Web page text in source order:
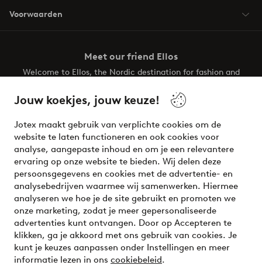
Jouw koekjes, jouw keuze!
Jotex maakt gebruik van verplichte cookies om de
website te laten functioneren en ook cookies voor
analyse, aangepaste inhoud en om je een relevantere
ervaring op onze website te bieden. Wij delen deze
persoonsgegevens en cookies met de advertentie- en
analysebedrijven waarmee wij samenwerken. Hiermee
analyseren we hoe je de site gebruikt en promoten we
onze marketing, zodat je meer gepersonaliseerde
advertenties kunt ontvangen. Door op Accepteren te
klikken, ga je akkoord met ons gebruik van cookies. Je
kunt je keuzes aanpassen onder Instellingen en meer
informatie lezen in ons cookiebeleid.
Voorwaarden
Meet our friend Ellos
Welcome to Ellos, the Nordic destination for fashion and
your wardrobe. Your next inspiring look is here!
Veilig betalen - Nu betalen of opsplitsen
Wil je meer weten over onze betaalopties?